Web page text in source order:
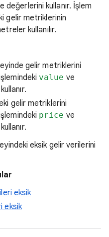
kullanır. İşlem
gelir metriklerinin
kullanılır.
gelir metriklerini
value ve
gelir metriklerini
price ve
eksik gelir verilerini
eksik
eksik